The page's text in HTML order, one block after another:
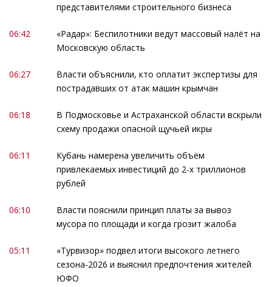
представителями строительного бизнеса
06:42
«Радар»: Беспилотники ведут массовый налёт на
Московскую область
06:27
Власти объяснили, кто оплатит экспертизы для
пострадавших от атак машин крымчан
06:18
В Подмосковье и Астраханской области вскрыли
схему продажи опасной щучьей икры
06:11
Кубань намерена увеличить объём
привлекаемых инвестиций до 2-х триллионов
рублей
06:10
Власти пояснили принцип платы за вывоз
мусора по площади и когда грозит жалоба
05:11
«Турвизор» подвел итоги высокого летнего
сезона-2026 и выяснил предпочтения жителей
ЮФО